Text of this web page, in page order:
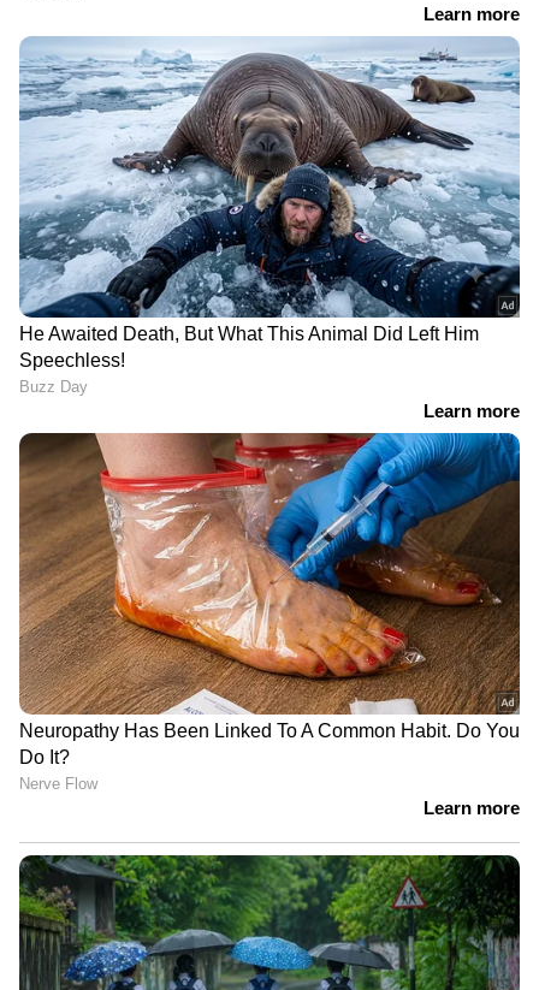
അപേക്ഷിച്ച് പുകവലിക്കുന്ന മധ്യവയസ്കരായ
പുരുഷന്മാർക്ക് ഹൃദയ സംബന്ധമായ
അസുഖങ്ങൾ വരാനുള്ള സാധ്യത 10
ശതമാനത്തിലധികം
കൂടുതലാണ്. ഭക്ഷണത്തിന്റെ ഗുണനിലവാരവും
ഹൃദ്രോഗങ്ങളും തമ്മിൽ ശക്തമായ
ബന്ധമുണ്ടെന്ന് 'അമേരിക്കൻ ഹാർട്ട്
അസോസിയേഷൻ' വ്യക്തമാക്കുന്നു.
പുകവലി നിര്‍ത്താന്‍ ശ്രമിക്കുമ്പോള്‍
ഭയമോ? പരീക്ഷിക്കാം ഇങ്ങനെ ചിലത്..
ഹൃദ്രോ​ഗ സാധ്യത കുറയ്ക്കാൻ
ഭക്ഷണത്തിൽ ശ്രദ്ധിക്കേണ്ടത്...